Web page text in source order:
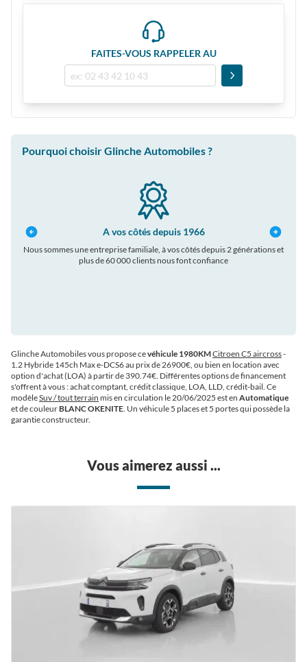
FAITES-VOUS RAPPELER AU
Pourquoi choisir Glinche Automobiles ?
A vos côtés depuis 1966
Nous sommes une entreprise familiale, à vos côtés depuis 2 générations et
plus de 60 000 clients nous font confiance
Glinche Automobiles vous propose cevéhicule 1980KMCitroen C5 aircross-
1.2 Hybride 145ch Max e-DCS6 au prix de 26900€, ou bien en location avec
option d'achat (LOA) à partir de 390.74€. Différentes options de financement
s'offrent à vous : achat comptant, crédit classique, LOA, LLD, crédit-bail. Ce
modèleSuv / tout terrain mis en circulation le 20/06/2025 est en Automatique
et de couleurBLANC OKENITE. Un véhicule 5 places et 5 portes qui possède la
garantie constructeur.
Vous aimerez aussi ...